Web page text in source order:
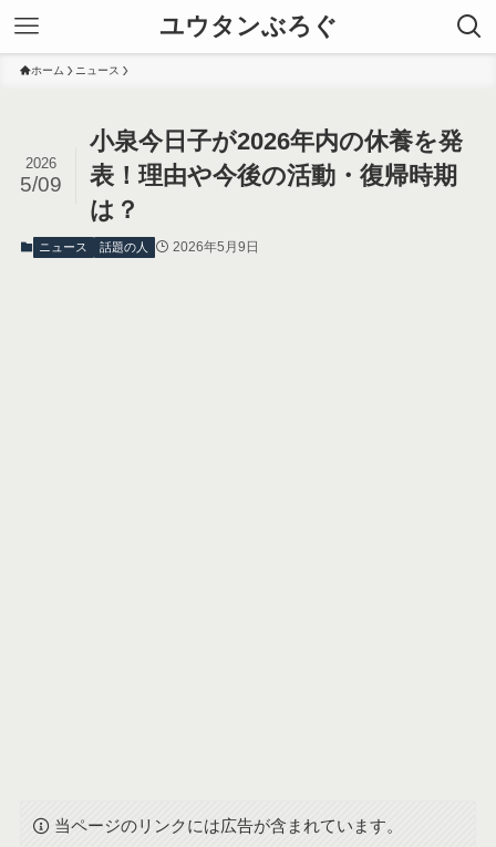
ユウタンぶろぐ
ホーム ニュース
小泉今日子が2026年内の休養を発
表！理由や今後の活動・復帰時期
は？
2026
5/09
ニュース 話題の人 2026年5月9日
当ページのリンクには広告が含まれています。